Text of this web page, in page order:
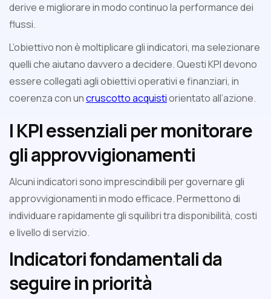
derive e migliorare in modo continuo la performance dei
flussi.
L’obiettivo non è moltiplicare gli indicatori, ma selezionare
quelli che aiutano davvero a decidere. Questi KPI devono
essere collegati agli obiettivi operativi e finanziari, in
coerenza con uncruscotto acquistiorientato all’azione.
I KPI essenziali per monitorare
gli approvvigionamenti
Alcuni indicatori sono imprescindibili per governare gli
approvvigionamenti in modo efficace. Permettono di
individuare rapidamente gli squilibri tra disponibilità, costi
e livello di servizio.
Indicatori fondamentali da
seguire in priorità